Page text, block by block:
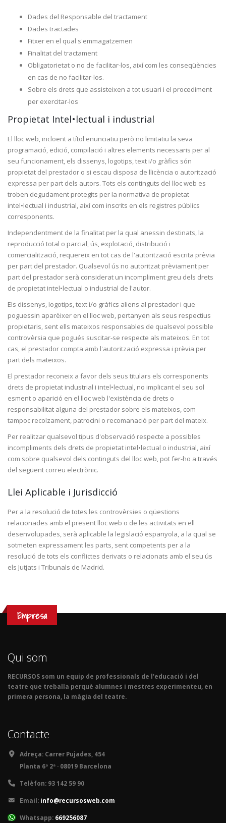
Dades del Responsable del tractament
Dades tractades
Fitxer en el qual s'emmagatzemen
Finalitat del tractament
Obligatorietat o no de facilitar-los, així com les conseqüències
en cas de no facilitar-los.
Sobre els drets que assisteixen a tot usuari i el procediment
per exercitar-los
Propietat Intel•lectual i industrial
El lloc web, incloent a títol enunciatiu però no limitatiu la seva
programació, edició, compilació i altres elements necessaris per al
seu funcionament, els dissenys, logotips, text i/o gràfics són
propietat del prestador o si escau disposa de llicència o autorització
expressa per part dels autors. Tots els continguts del lloc web es
troben degudament protegits per la normativa de propietat
intel•lectual i industrial, així com inscrits en els registres públics
corresponents.
Independentment de la finalitat per la qual anessin destinats, la
reproducció total o parcial, ús, explotació, distribució i
comercialització, requereix en tot cas de l'autorització escrita prèvia
per part del prestador. Qualsevol ús no autoritzat prèviament per
part del prestador serà considerat un incompliment greu dels drets
de propietat intel•lectual o industrial de l'autor.
Els dissenys, logotips, text i/o gràfics aliens al prestador i que
poguessin aparèixer en el lloc web, pertanyen als seus respectius
propietaris, sent ells mateixos responsables de qualsevol possible
controvèrsia que pogués suscitar-se respecte als mateixos. En tot
cas, el prestador compta amb l'autorització expressa i prèvia per
part dels mateixos.
El prestador reconeix a favor dels seus titulars els corresponents
drets de propietat industrial i intel•lectual, no implicant el seu sol
esment o aparició en el lloc web l'existència de drets o
responsabilitat alguna del prestador sobre els mateixos, com
tampoc recolzament, patrocini o recomanació per part del mateix.
Per realitzar qualsevol tipus d'observació respecte a possibles
incompliments dels drets de propietat intel•lectual o industrial, així
com sobre qualsevol dels continguts del lloc web, pot fer-ho a través
del següent correu electrònic.
Llei Aplicable i Jurisdicció
Per a la resolució de totes les controvèrsies o qüestions
relacionades amb el present lloc web o de les activitats en ell
desenvolupades, serà aplicable la legislació espanyola, a la qual se
sotmeten expressament les parts, sent competents per a la
resolució de tots els conflictes derivats o relacionats amb el seu ús
els Jutjats i Tribunals de Madrid.
Empresa
Qui som
RECURSOS som un equip de professionals de l'educació i del
teatre que treballa perquè alumnes i mestres experimenteu, en
primera persona, la màgia del teatre.
Contacte
Adreça: Carrer Pujades, 454
Planta 6ª 2ª · 08019 Barcelona
Telèfon: 93 142 59 90
Email: info@recursosweb.com
Whatsapp: 669256087